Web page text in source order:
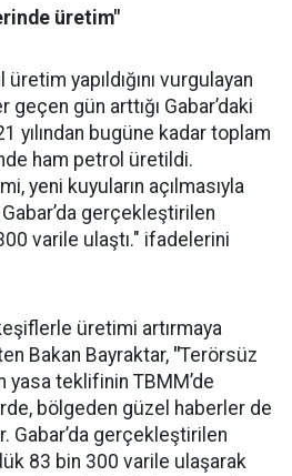
üretim"
yapıldığını vurgulayan
geçen gün arttığı Gabar’daki
yılından bugüne kadar toplam
ham petrol üretildi.
yeni kuyuların açılmasıyla
gerçekleştirilen
varile ulaştı." ifadelerini
üretimi artırmaya
Bakan Bayraktar, "Terörsüz
teklifinin TBMM’de
bölgeden güzel haberler de
Gabar’da gerçekleştirilen
83 bin 300 varile ulaşarak